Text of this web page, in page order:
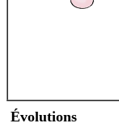
Évolutions